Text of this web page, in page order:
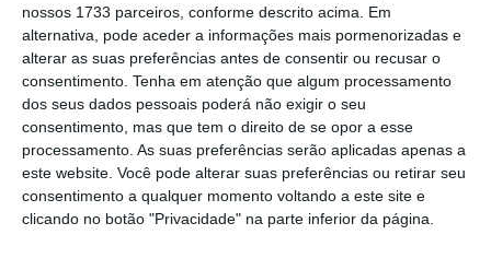
nossos 1733 parceiros, conforme descrito acima. Em
alternativa, pode aceder a informações mais pormenorizadas e
alterar as suas preferências antes de consentir ou recusar o
consentimento. Tenha em atenção que algum processamento
dos seus dados pessoais poderá não exigir o seu
consentimento, mas que tem o direito de se opor a esse
processamento. As suas preferências serão aplicadas apenas a
este website. Você pode alterar suas preferências ou retirar seu
consentimento a qualquer momento voltando a este site e
clicando no botão "Privacidade" na parte inferior da página.
Lince entra no capital da empresa industrial MLC
Ler Mais
Liderada pela Lince Capital,com a
participação da Celtis, Beta Capital e Lx